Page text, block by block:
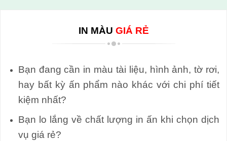
IN MÀU GIÁ RẺ
Bạn đang cần in màu tài liệu, hình ảnh, tờ rơi,
hay bất kỳ ấn phẩm nào khác với chi phí tiết
kiệm nhất?
Bạn lo lắng về chất lượng in ấn khi chọn dịch
vụ giá rẻ?